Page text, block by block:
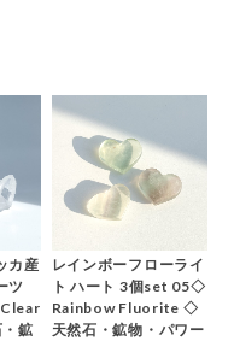
カ産
ツ
鉱
レインボーフローライ
ト ハート 3個set 05◇
Rainbow Fluorite ◇
天然石・鉱物・パワー